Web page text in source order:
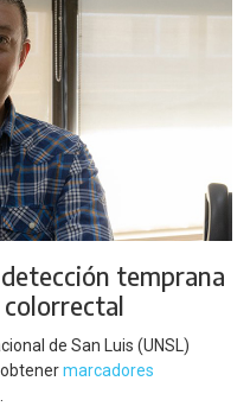
temprana
de San Luis (UNSL)
marcadores